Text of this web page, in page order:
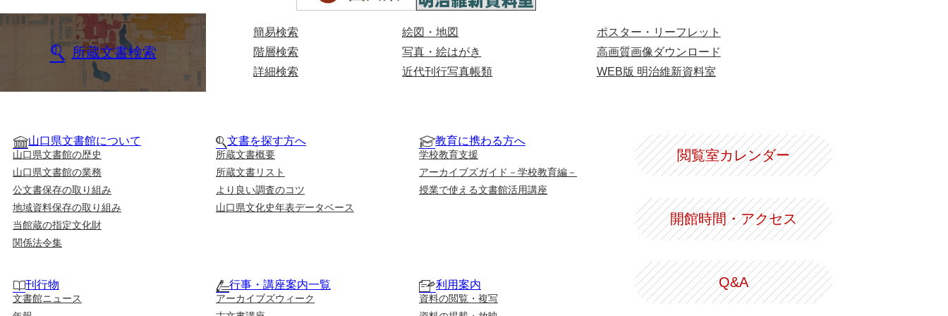
所蔵文書検索
簡易検索
階層検索
詳細検索
絵図・地図
写真・絵はがき
近代刊行写真帳類
ポスター・リーフレット
高画質画像ダウンロード
WEB版 明治維新資料室
山口県文書館について
山口県文書館の歴史
山口県文書館の業務
公文書保存の取り組み
地域資料保存の取り組み
当館蔵の指定文化財
関係法令集
文書を探す方へ
所蔵文書概要
所蔵文書リスト
より良い調査のコツ
山口県文化史年表データベース
教育に携わる方へ
学校教育支援
アーカイブズガイド－学校教育編－
授業で使える文書館活用講座
刊行物
文書館ニュース
行事・講座案内一覧
アーカイブズウィーク
利用案内
資料の閲覧・複写
閲覧室カレンダー
開館時間・アクセス
Q&A